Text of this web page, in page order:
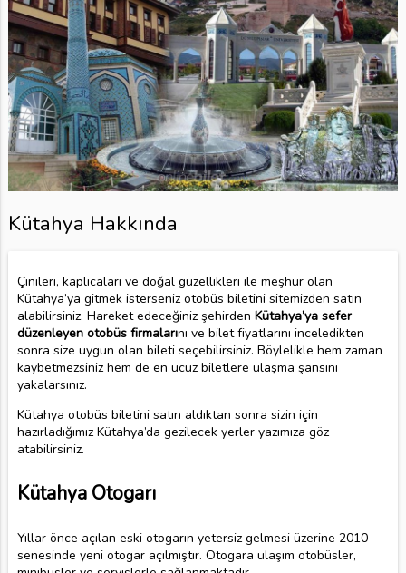
Kütahya Hakkında
Çinileri, kaplıcaları ve doğal güzellikleri ile meşhur olan
Kütahya’ya gitmek isterseniz otobüs biletini sitemizden satın
alabilirsiniz. Hareket edeceğiniz şehirden Kütahya’ya sefer
düzenleyen otobüs firmalarını ve bilet fiyatlarını inceledikten
sonra size uygun olan bileti seçebilirsiniz. Böylelikle hem zaman
kaybetmezsiniz hem de en ucuz biletlere ulaşma şansını
yakalarsınız.
Kütahya otobüs biletini satın aldıktan sonra sizin için
hazırladığımız Kütahya’da gezilecek yerler yazımıza göz
atabilirsiniz.
Kütahya Otogarı
Yıllar önce açılan eski otogarın yetersiz gelmesi üzerine 2010
senesinde yeni otogar açılmıştır. Otogara ulaşım otobüsler,